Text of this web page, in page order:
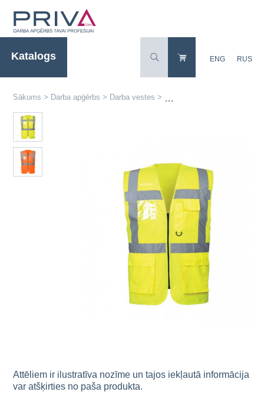
Katalogs ENG RUS
Sākums > Darba apģērbs > Darba vestes >
Attēliem ir ilustratīva nozīme un tajos iekļautā informācija
var atšķirties no paša produkta.